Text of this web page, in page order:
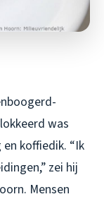
was
koffiedik. “Ik
zei hij
Mensen